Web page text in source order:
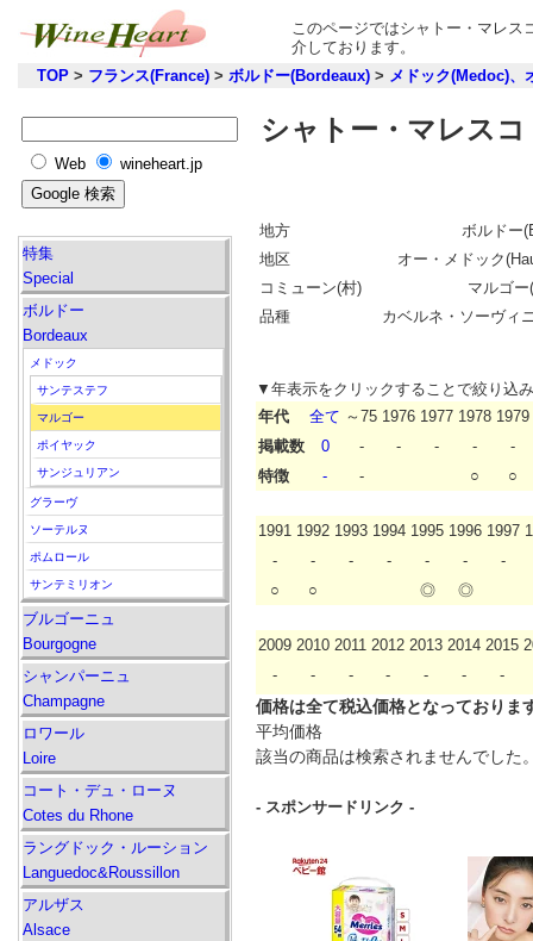
このページではシャトー・マレス
介しております。
TOP > フランス(France) > ボルドー(Bordeaux) > メドック(Medoc)、
シャトー・マレス
地方
ボルドー
地区
オー・メドック
コミューン(村)
マルゴ
品種
カベルネ・ソーヴィ
▼年表示をクリックすることで絞り込
年代
全て ～75 1976 1977 1978 1979
掲載数
0 - - - -
-
特徴
- - ○ ○
1991 1992 1993 1994 1995 1996 1997
-
- - - - -
-
○
○ ◎ ◎
2009 2010 2011 2012 2013 2014 2015
-
- - - - - -
価格は全て税込価格となっておりま
平均価格
該当の商品は検索されませんでした
- スポンサードリンク -
Web wineheart.jp
特集
Special
ボルドー
Bordeaux
メドック
サンテステフ
マルゴー
ポイヤック
サンジュリアン
グラーヴ
ソーテルヌ
ポムロール
サンテミリオン
ブルゴーニュ
Bourgogne
シャンパーニュ
Champagne
ロワール
Loire
コート・デュ・ローヌ
Cotes du Rhone
ラングドック・ルーション
Languedoc&Roussillon
アルザス
Alsace